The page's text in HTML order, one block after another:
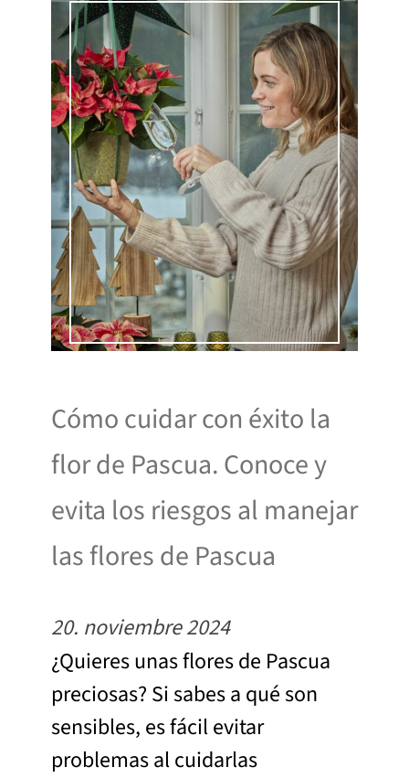
Cómo cuidar con éxito la
flor de Pascua. Conoce y
evita los riesgos al manejar
las flores de Pascua
20. noviembre 2024
¿Quieres unas flores de Pascua
preciosas? Si sabes a qué son
sensibles, es fácil evitar
problemas al cuidarlas